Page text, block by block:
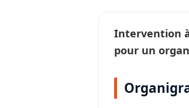
Intervention
pour un